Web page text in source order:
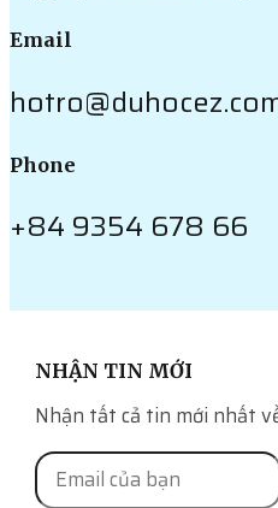
Email
Phone
+84 9354 678 66
NHẬN TIN MỚI
Nhận tất cả tin mới nhất